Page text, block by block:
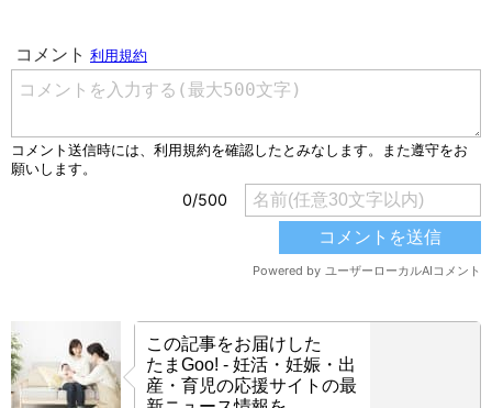
この記事をお届けした
たまGoo! - 妊活・妊娠・出
産・育児の応援サイトの最